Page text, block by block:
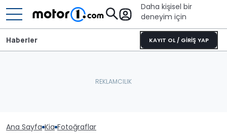
Daha kişisel bir
deneyim için
KAYIT OL / GİRİŞ YAP
Haberler
Ana Sayfa Kia Fotoğraflar